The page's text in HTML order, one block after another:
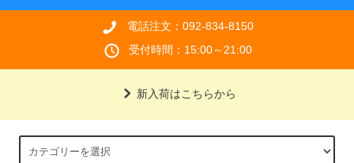
電話注文：092-834-8150
受付時間：15:00～21:00
新入荷はこちらから